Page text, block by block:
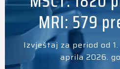
MRI: 579
Izvještaj za period od
aprila 2026.